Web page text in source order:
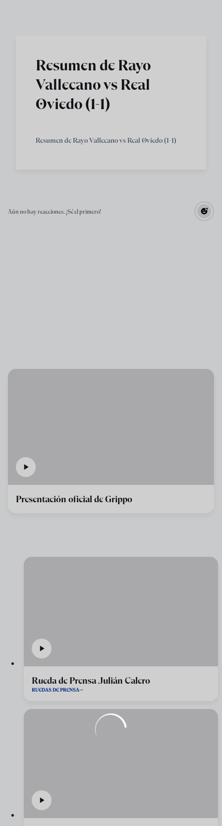
Resumen de Rayo
Vallecano vs Real
Oviedo (1-1)
Resumen de Rayo Vallecano vs Real Oviedo (1-1)
Aún no hay reacciones. ¡Sé el primero!
Presentación oficial de Grippo
Rueda de Prensa Julián Calero
RUEDAS DE PRENSA